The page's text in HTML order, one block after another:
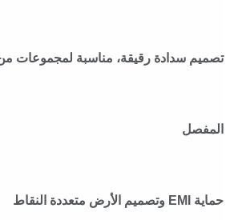
تصميم سدادة رقيقة، مناسبة لمجموعات
المفصل
حماية EMI وتصميم الأرض متعددة النقاط